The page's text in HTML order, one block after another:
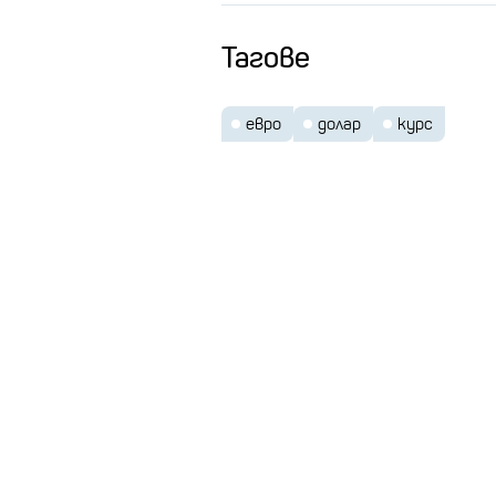
Тагове
евро долар курс